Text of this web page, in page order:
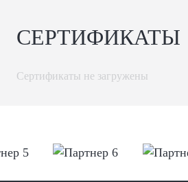
СЕРТИФИКАТЫ
Сертификаты не загружены